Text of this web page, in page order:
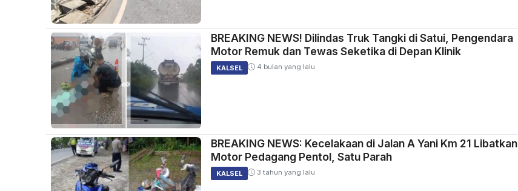
BREAKING NEWS! Dilindas Truk Tangki di Satui, Pengendara
Motor Remuk dan Tewas Seketika di Depan Klinik
KALSEL 4 bulan yang lalu
BREAKING NEWS: Kecelakaan di Jalan A Yani Km 21 Libatkan
Motor Pedagang Pentol, Satu Parah
KALSEL 3 tahun yang lalu